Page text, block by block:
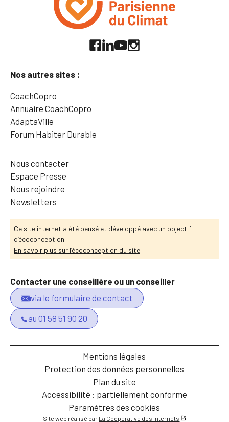
Contacter une conseillère ou un conseiller
via le formulaire de contact
au 01 58 51 90 20
Nos autres sites :
CoachCopro
Annuaire CoachCopro
AdaptaVille
Forum Habiter Durable
Nous contacter
Espace Presse
Nous rejoindre
Newsletters
Ce site internet a été pensé et développé avec un objectif
d’écoconception.
En savoir plus sur l’écoconception du site
Site web réalisé par La Coopérative des Internets
Mentions légales
Protection des données personnelles
Plan du site
Accessibilité : partiellement conforme
Paramètres des cookies